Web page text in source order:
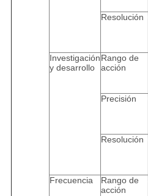
Resolución
Investigación
y desarrollo
Rango de
acción
Precisión
Resolución
Frecuencia
Rango de
acción